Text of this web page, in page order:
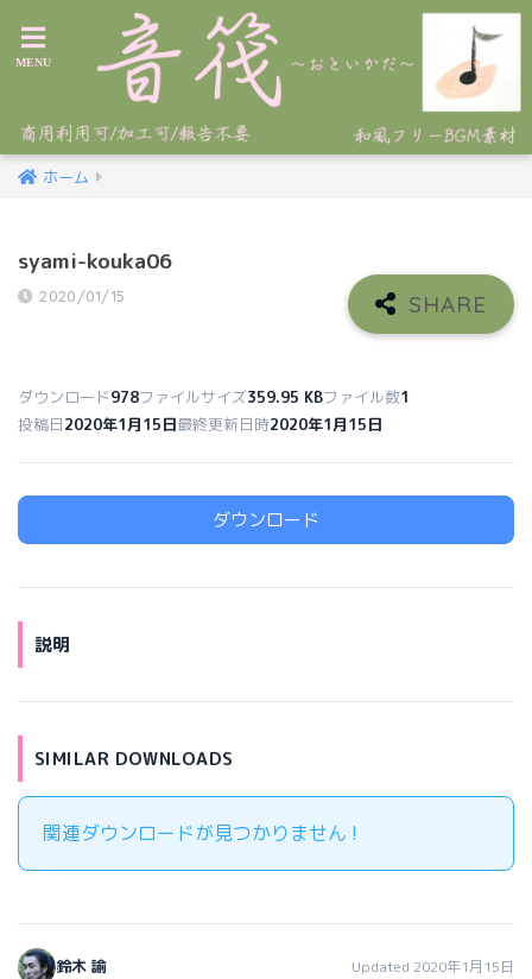
ホーム
syami-kouka06
2020/01/15
ダウンロード978ファイルサイズ359.95 KBファイル数1
投稿日2020年1月15日最終更新日時2020年1月15日
ダウンロード
説明
SIMILAR DOWNLOADS
関連ダウンロードが見つかりません !
鈴木 諭 Updated 2020年1月15日